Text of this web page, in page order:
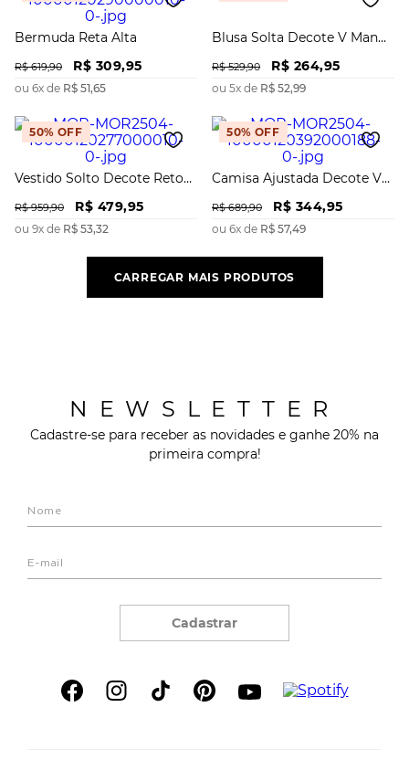
Bermuda Reta Alta
R$ 619,90 R$ 309,95
ou 6x de R$ 51,65
Blusa Solta Decote V Manga
R$ 529,90 R$ 264,95
ou 5x de R$ 52,99
50% OFF
Vestido Solto Decote Reto
R$ 959,90 R$ 479,95
ou 9x de R$ 53,32
50% OFF
Camisa Ajustada Decote V
R$ 689,90 R$ 344,95
ou 6x de R$ 57,49
NEWSLETTER
Cadastre-se para receber as novidades e ganhe 20% na
primeira compra!
Cadastrar